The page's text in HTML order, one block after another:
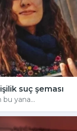
suç şeması
yana...